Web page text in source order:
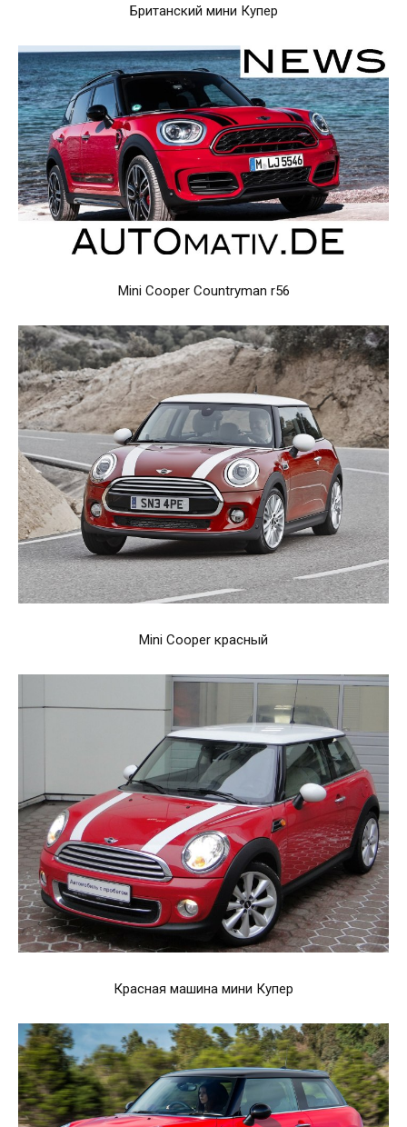
Британский мини Купер
Mini Cooper Countryman r56
Mini Cooper красный
Красная машина мини Купер